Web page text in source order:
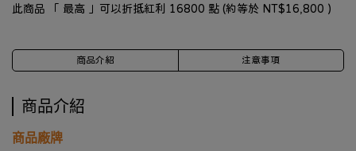
此商品 「 最高 」可以折抵紅利 16800 點 (約等於 NT$16,800 )
商品介紹 注意事項
商品介紹
商品廠牌